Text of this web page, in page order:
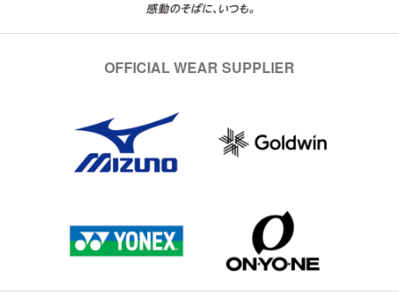
OFFICIAL WEAR SUPPLIER